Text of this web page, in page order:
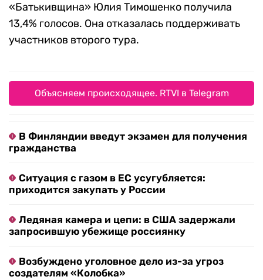
«Батькивщина» Юлия Тимошенко получила
13,4% голосов. Она отказалась поддерживать
участников второго тура.
Объясняем происходящее. RTVI в Telegram
В Финляндии введут экзамен для получения
гражданства
Ситуация с газом в ЕС усугубляется:
приходится закупать у России
Ледяная камера и цепи: в США задержали
запросившую убежище россиянку
Возбуждено уголовное дело из-за угроз
создателям «Колобка»